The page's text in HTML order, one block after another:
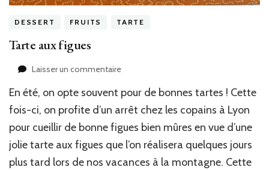
DESSERT FRUITS TARTE
Tarte aux figues
Laisser un commentairesur
aux
figues
En été, on opte souvent pour de bonnes tartes ! Cette
fois-ci, on profite d’un arrêt chez les copains à Lyon
pour cueillir de bonne figues bien mûres en vue d’une
jolie tarte aux figues que l’on réalisera quelques jours
plus tard lors de nos vacances à la montagne. Cette